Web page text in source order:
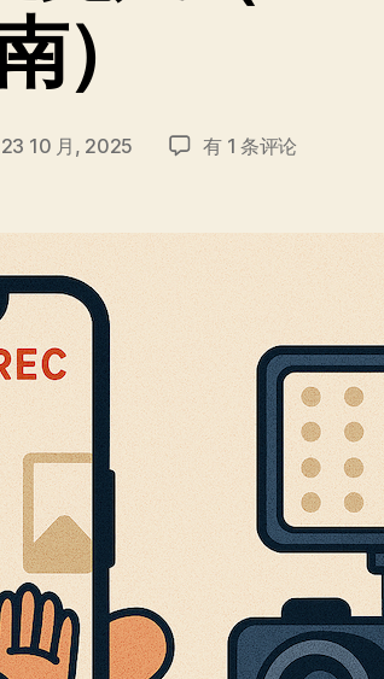
）
23 10 月, 2025
初
创
作
装
备
指
摄
像
机、
灯
光
和
麦
克
风
有 1 条评论